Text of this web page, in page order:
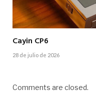
Cayin CP6
28 de julio de 2026
Comments are closed.